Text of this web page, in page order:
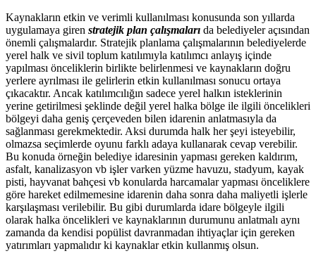
Kaynakların etkin ve verimli kullanılması konusunda son yıllarda
uygulamaya giren stratejik plan çalışmaları da belediyeler açısından
önemli çalışmalardır. Stratejik planlama çalışmalarının belediyelerde
yerel halk ve sivil toplum katılımıyla katılımcı anlayış içinde
yapılması önceliklerin birlikte belirlenmesi ve kaynakların doğru
yerlere ayrılması ile gelirlerin etkin kullanılması sonucu ortaya
çıkacaktır. Ancak katılımcılığın sadece yerel halkın isteklerinin
yerine getirilmesi şeklinde değil yerel halka bölge ile ilgili öncelikleri
bölgeyi daha geniş çerçeveden bilen idarenin anlatmasıyla da
sağlanması gerekmektedir. Aksi durumda halk her şeyi isteyebilir,
olmazsa seçimlerde oyunu farklı adaya kullanarak cevap verebilir.
Bu konuda örneğin belediye idaresinin yapması gereken kaldırım,
asfalt, kanalizasyon vb işler varken yüzme havuzu, stadyum, kayak
pisti, hayvanat bahçesi vb konularda harcamalar yapması önceliklere
göre hareket edilmemesine idarenin daha sonra daha maliyetli işlerle
karşılaşması verilebilir. Bu gibi durumlarda idare bölgeyle ilgili
olarak halka öncelikleri ve kaynaklarının durumunu anlatmalı aynı
zamanda da kendisi popülist davranmadan ihtiyaçlar için gereken
yatırımları yapmalıdır ki kaynaklar etkin kullanmış olsun.